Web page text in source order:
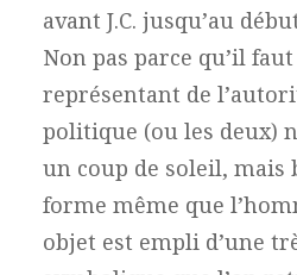
avant J.C. jusqu’au
Non pas parce qu’il
représentant de
politique (ou les deux)
un coup de soleil, mais
forme même que
objet est empli d’une